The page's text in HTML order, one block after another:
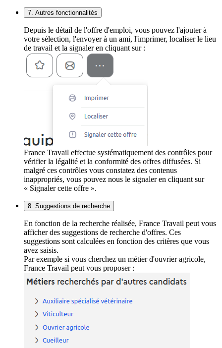
7. Autres fonctionnalités
Depuis le détail de l'offre d'emploi, vous pouvez l'ajouter à
votre sélection, l'envoyer à un ami, l'imprimer, localiser le lieu
de travail et la signaler en cliquant sur :
France Travail effectue systématiquement des contrôles pour
vérifier la légalité et la conformité des offres diffusées. Si
malgré ces contrôles vous constatez des contenus
inappropriés, vous pouvez nous le signaler en cliquant sur
« Signaler cette offre ».
8. Suggestions de recherche
En fonction de la recherche réalisée, France Travail peut vous
afficher des suggestions de recherche d'offres. Ces
suggestions sont calculées en fonction des critères que vous
avez saisis.
Par exemple si vous cherchez un métier d'ouvrier agricole,
France Travail peut vous proposer :